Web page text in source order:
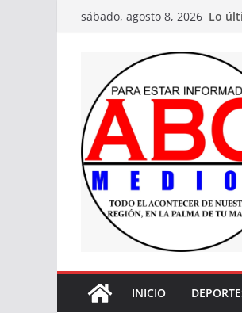
Saltarsábado, agosto 8, 2026 Lo
INICIO